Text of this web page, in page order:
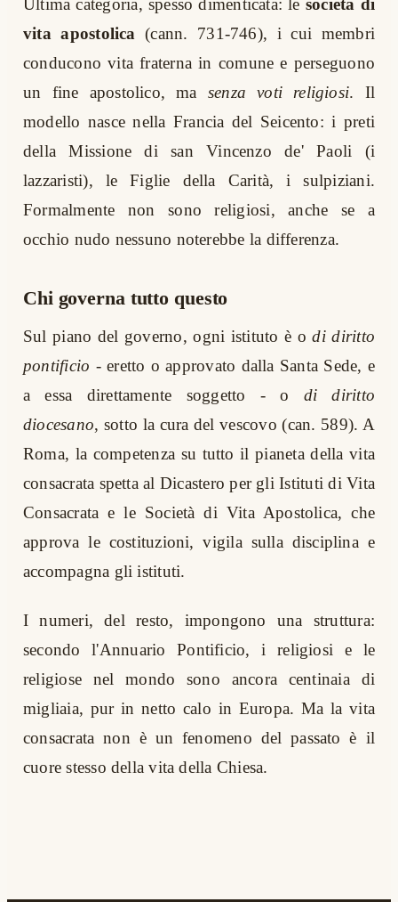
Ultima categoria, spesso dimenticata: le società di
vita apostolica (cann. 731-746), i cui membri
conducono vita fraterna in comune e perseguono
un fine apostolico, ma senza voti religiosi. Il
modello nasce nella Francia del Seicento: i preti
della Missione di san Vincenzo de' Paoli (i
lazzaristi), le Figlie della Carità, i sulpiziani.
Formalmente non sono religiosi, anche se a
occhio nudo nessuno noterebbe la differenza.
Chi governa tutto questo
Sul piano del governo, ogni istituto è odi diritto
pontificio - eretto o approvato dalla Santa Sede, e
a essa direttamente soggetto - o di diritto
diocesano, sotto la cura del vescovo (can. 589). A
Roma, la competenza su tutto il pianeta della vita
consacrata spetta al Dicastero per gli Istituti di Vita
Consacrata e le Società di Vita Apostolica, che
approva le costituzioni, vigila sulla disciplina e
accompagna gli istituti.
I numeri, del resto, impongono una struttura:
secondo l'Annuario Pontificio, i religiosi e le
religiose nel mondo sono ancora centinaia di
migliaia, pur in netto calo in Europa. Ma la vita
consacrata non è un fenomeno del passato è il
cuore stesso della vita della Chiesa.